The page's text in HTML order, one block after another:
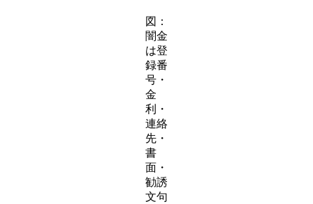
図：
闇金
は登
録番
号・
金
利・
連絡
先・
書
面・
勧誘
文句